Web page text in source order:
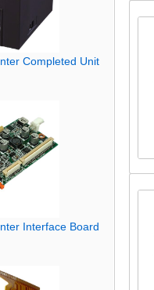
Completed Unit
Interface Board